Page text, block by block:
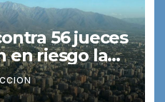
56 jueces
en riesgo la
judicial,